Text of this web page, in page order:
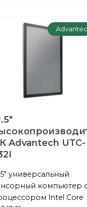
Advantech UTC-
универсальный
компьютер
Intel Core